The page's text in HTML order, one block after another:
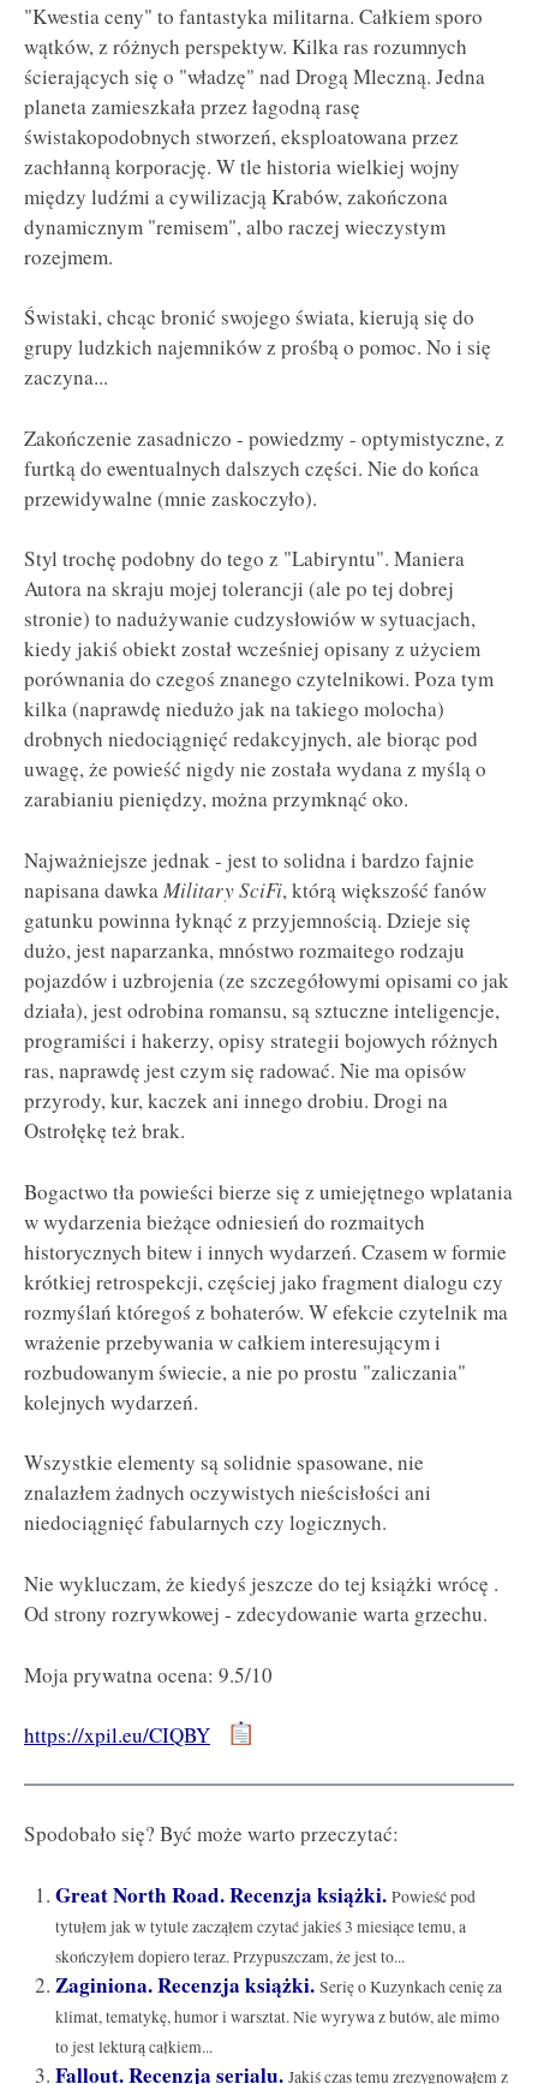
"Kwestia ceny" to fantastyka militarna. Całkiem sporo
wątków, z różnych perspektyw. Kilka ras rozumnych
ścierających się o "władzę" nad Drogą Mleczną. Jedna
planeta zamieszkała przez łagodną rasę
świstakopodobnych stworzeń, eksploatowana przez
zachłanną korporację. W tle historia wielkiej wojny
między ludźmi a cywilizacją Krabów, zakończona
dynamicznym "remisem", albo raczej wieczystym
rozejmem.
Świstaki, chcąc bronić swojego świata, kierują się do
grupy ludzkich najemników z prośbą o pomoc. No i się
zaczyna...
Zakończenie zasadniczo - powiedzmy - optymistyczne, z
furtką do ewentualnych dalszych części. Nie do końca
przewidywalne (mnie zaskoczyło).
Styl trochę podobny do tego z "Labiryntu". Maniera
Autora na skraju mojej tolerancji (ale po tej dobrej
stronie) to nadużywanie cudzysłowiów w sytuacjach,
kiedy jakiś obiekt został wcześniej opisany z użyciem
porównania do czegoś znanego czytelnikowi. Poza tym
kilka (naprawdę niedużo jak na takiego molocha)
drobnych niedociągnięć redakcyjnych, ale biorąc pod
uwagę, że powieść nigdy nie została wydana z myślą o
zarabianiu pieniędzy, można przymknąć oko.
Najważniejsze jednak - jest to solidna i bardzo fajnie
napisana dawkaMilitary SciFi, którą większość fanów
gatunku powinna łyknąć z przyjemnością. Dzieje się
dużo, jest naparzanka, mnóstwo rozmaitego rodzaju
pojazdów i uzbrojenia (ze szczegółowymi opisami co jak
działa), jest odrobina romansu, są sztuczne inteligencje,
programiści i hakerzy, opisy strategii bojowych różnych
ras, naprawdę jest czym się radować. Nie ma opisów
przyrody, kur, kaczek ani innego drobiu. Drogi na
Ostrołękę też brak.
Bogactwo tła powieści bierze się z umiejętnego wplatania
w wydarzenia bieżące odniesień do rozmaitych
historycznych bitew i innych wydarzeń. Czasem w formie
krótkiej retrospekcji, częściej jako fragment dialogu czy
rozmyślań któregoś z bohaterów. W efekcie czytelnik ma
wrażenie przebywania w całkiem interesującym i
rozbudowanym świecie, a nie po prostu "zaliczania"
kolejnych wydarzeń.
Wszystkie elementy są solidnie spasowane, nie
znalazłem żadnych oczywistych nieścisłości ani
niedociągnięć fabularnych czy logicznych.
Nie wykluczam, że kiedyś jeszcze do tej książki wrócę .
Od strony rozrywkowej - zdecydowanie warta grzechu.
Moja prywatna ocena: 9.5/10
https://xpil.eu/CIQBY
Spodobało się? Być może warto przeczytać:
Great North Road. Recenzja książki. Powieść pod
tytułem jak w tytule zacząłem czytać jakieś 3 miesiące temu, a
skończyłem dopiero teraz. Przypuszczam, że jest to...
Zaginiona. Recenzja książki. Serię o Kuzynkach cenię za
klimat, tematykę, humor i warsztat. Nie wyrywa z butów, ale mimo
to jest lekturą całkiem...
Fallout. Recenzja serialu. Jakiś czas temu zrezygnowałem z